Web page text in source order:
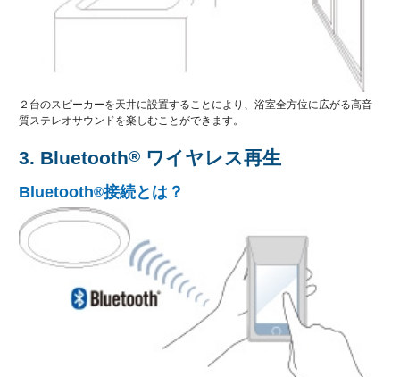
２台のスピーカーを天井に設置することにより、浴室全方位に広がる高音
質ステレオサウンドを楽しむことができます。
3. Bluetooth® ワイヤレス再生
Bluetooth®接続とは？